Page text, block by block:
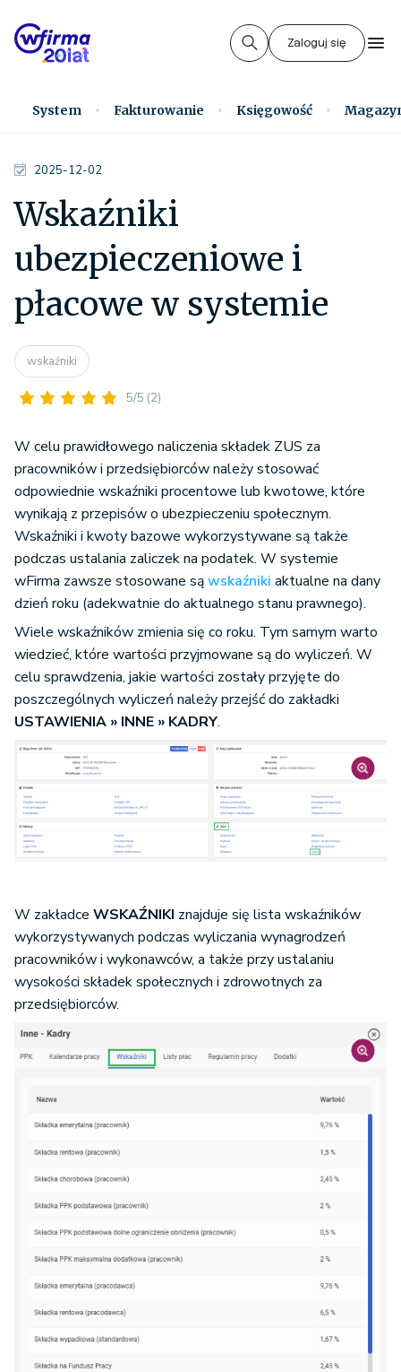
Zaloguj się
System Fakturowanie Księgowość
2025-12-02
Wskaźniki
ubezpieczeniowe i
płacowe w systemie
wskaźniki
5/5 (2)
W celu prawidłowego naliczenia składek ZUS za
pracowników i przedsiębiorców należy stosować
odpowiednie wskaźniki procentowe lub kwotowe, które
wynikają z przepisów o ubezpieczeniu społecznym.
Wskaźniki i kwoty bazowe wykorzystywane są także
podczas ustalania zaliczek na podatek. W systemie
wFirma zawsze stosowane sąwskaźniki aktualne na dany
dzień roku (adekwatnie do aktualnego stanu prawnego).
Wiele wskaźników zmienia się co roku. Tym samym warto
wiedzieć, które wartości przyjmowane są do wyliczeń. W
celu sprawdzenia, jakie wartości zostały przyjęte do
poszczególnych wyliczeń należy przejść do zakładki
USTAWIENIA » INNE » KADRY.
W zakładce WSKAŹNIKI znajduje się lista wskaźników
wykorzystywanych podczas wyliczania wynagrodzeń
pracowników i wykonawców, a także przy ustalaniu
wysokości składek społecznych i zdrowotnych za
przedsiębiorców.